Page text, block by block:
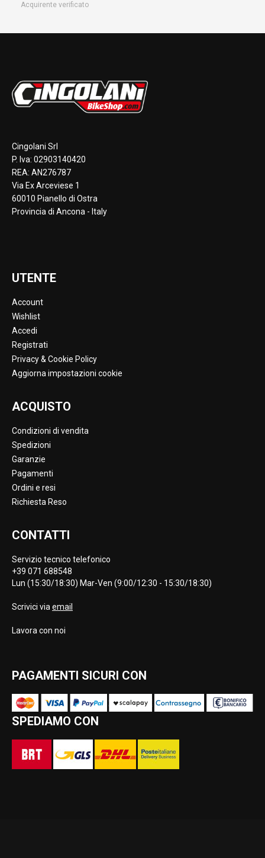
Acquirente verificato
Cingolani Srl
P. Iva: 02903140420
REA: AN276787
Via Ex Arceviese 1
60010 Pianello di Ostra
Provincia di Ancona - Italy
UTENTE
Account
Wishlist
Accedi
Registrati
Privacy & Cookie Policy
Aggiorna impostazioni cookie
ACQUISTO
Condizioni di vendita
Spedizioni
Garanzie
Pagamenti
Ordini e resi
Richiesta Reso
CONTATTI
Servizio tecnico telefonico
+39 071 688548
Lun (15:30/18:30) Mar-Ven (9:00/12:30 - 15:30/18:30)
Scrivici via email
Lavora con noi
PAGAMENTI SICURI CON
SPEDIAMO CON